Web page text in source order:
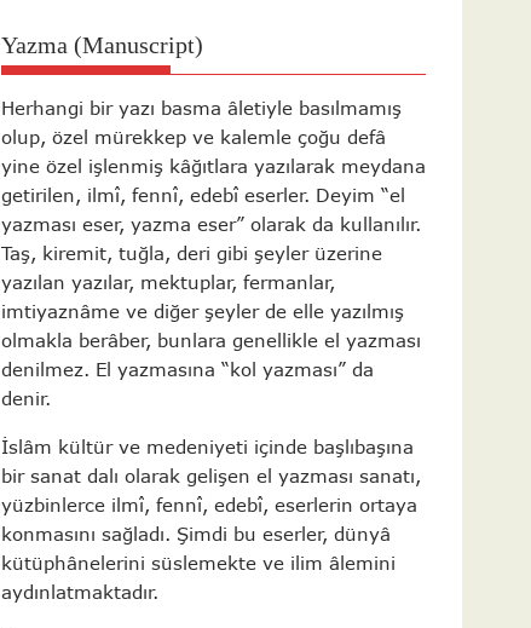
Yazma (Manuscript)
Herhangi bir yazı basma âletiyle basılmamış
olup, özel mürekkep ve kalemle çoğu defâ
yine özel işlenmiş kâğıtlara yazılarak meydana
getirilen, ilmî, fennî, edebî eserler. Deyim “el
yazması eser, yazma eser” olarak da kullanılır.
Taş, kiremit, tuğla, deri gibi şeyler üzerine
yazılan yazılar, mektuplar, fermanlar,
imtiyaznâme ve diğer şeyler de elle yazılmış
olmakla berâber, bunlara genellikle el yazması
denilmez. El yazmasına “kol yazması” da
denir.
İslâm kültür ve medeniyeti içinde başlıbaşına
bir sanat dalı olarak gelişen el yazması sanatı,
yüzbinlerce ilmî, fennî, edebî, eserlerin ortaya
konmasını sağladı. Şimdi bu eserler, dünyâ
kütüphânelerini süslemekte ve ilim âlemini
aydınlatmaktadır.